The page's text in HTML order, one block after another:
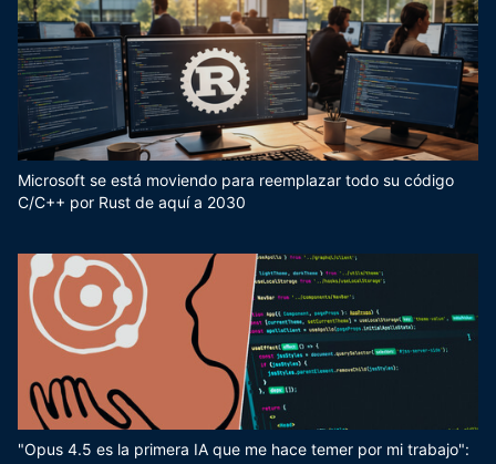
Microsoft se está moviendo para reemplazar todo su código
C/C++ por Rust de aquí a 2030
"Opus 4.5 es la primera IA que me hace temer por mi trabajo":